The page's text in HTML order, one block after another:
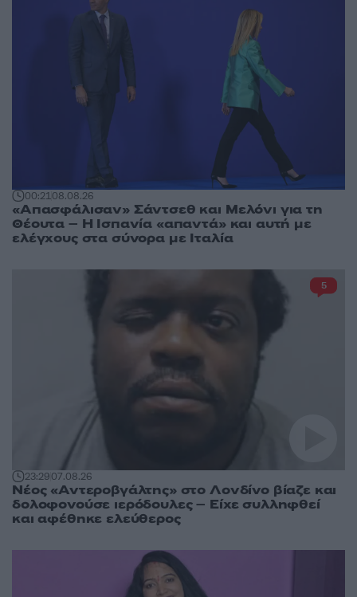
00:2108.08.26
«Απασφάλισαν» Σάντσεθ και Μελόνι για τη
Θέουτα – Η Ισπανία «απαντά» και αυτή με
ελέγχους στα σύνορα με Ιταλία
23:2907.08.26
Νέος «Αντεροβγάλτης» στο Λονδίνο βίαζε και
δολοφονούσε ιερόδουλες – Είχε συλληφθεί
και αφέθηκε ελεύθερος
5